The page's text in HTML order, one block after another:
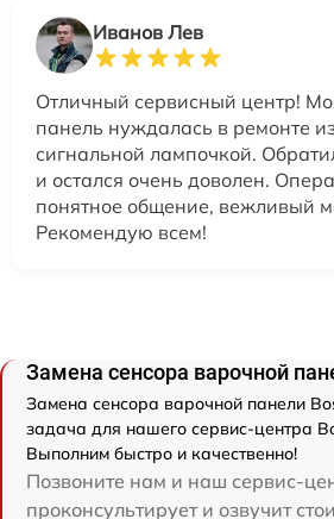
Иванов Лев
Отличный сервисный центр!
панель нуждалась в ремонте
сигнальной лампочкой.
и остался очень доволен.
понятное общение, вежливый
Рекомендую всем!
Замена сенсора варочной
Замена сенсора варочной панели
задача для нашего сервис-центра
Выполним быстро и качественно!
Позвоните нам и наш сервис-
проконсультирует и озвучит